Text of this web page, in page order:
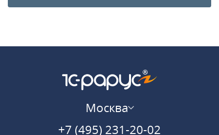
Москва
+7 (495) 231-20-02